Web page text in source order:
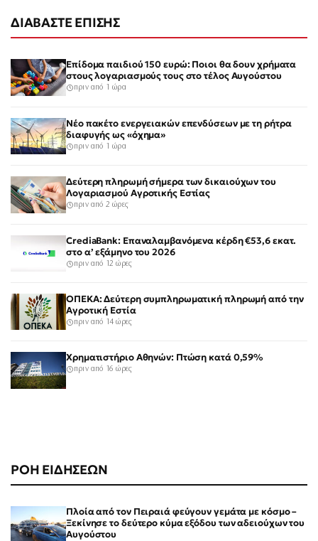
ΡΟΗ ΕΙΔΗΣΕΩΝ
Πλοία από τον Πειραιά φεύγουν γεμάτα με κόσμο –
Ξεκίνησε το δεύτερο κύμα εξόδου των αδειούχων του
Αυγούστου
ΔΙΑΒΑΣΤΕ ΕΠΙΣΗΣ
Επίδομα παιδιού 150 ευρώ: Ποιοι θα δουν χρήματα
στους λογαριασμούς τους στο τέλος Αυγούστου
πριν από 1 ώρα
Νέο πακέτο ενεργειακών επενδύσεων με τη ρήτρα
διαφυγής ως «όχημα»
πριν από 1 ώρα
Δεύτερη πληρωμή σήμερα των δικαιούχων του
Λογαριασμού Αγροτικής Εστίας
πριν από 2 ώρες
CrediaBank: Επαναλαμβανόμενα κέρδη €53,6 εκατ.
στο α’ εξάμηνο του 2026
πριν από 12 ώρες
ΟΠΕΚΑ: Δεύτερη συμπληρωματική πληρωμή από την
Αγροτική Εστία
πριν από 14 ώρες
Χρηματιστήριο Αθηνών: Πτώση κατά 0,59%
πριν από 16 ώρες